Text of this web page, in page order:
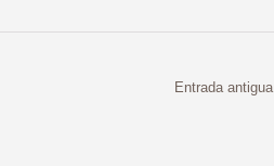
Entrada antigua